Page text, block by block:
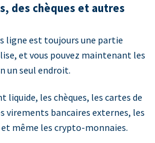
des chèques et autres
ligne est toujours une partie
et vous pouvez maintenant les
un seul endroit.
les chèques, les cartes de
virements bancaires externes, les
même les crypto-monnaies.